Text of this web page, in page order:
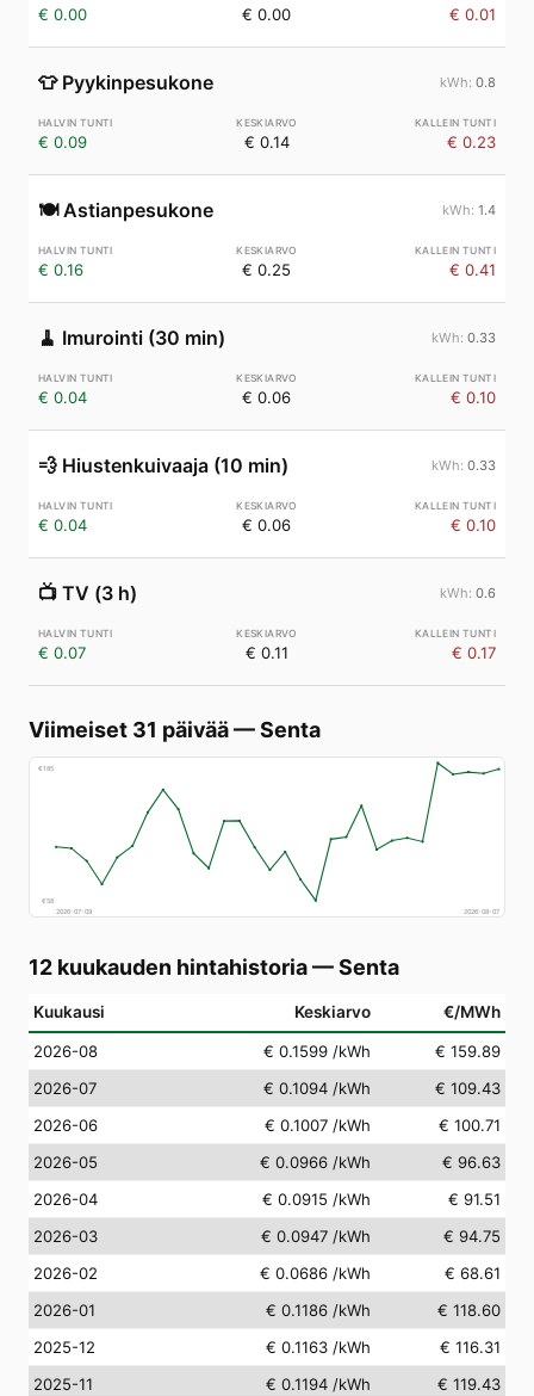
€ 0.00 € 0.00 € 0.01
👕 Pyykinpesukone 0.8
€ 0.09 € 0.14 € 0.23
🍽️ Astianpesukone 1.4
€ 0.16 € 0.25 € 0.41
🧹 Imurointi (30 min) 0.33
€ 0.04 € 0.06 € 0.10
💨 Hiustenkuivaaja (10 min) 0.33
€ 0.04 € 0.06 € 0.10
📺 TV (3 h) 0.6
€ 0.07 € 0.11 € 0.17
Viimeiset 31 päivää—Senta
€185
€58
2026-07-09
2026-08-07
12 kuukauden hintahistoria—Senta
Kuukausi Keskiarvo €/MWh
2026-08 € 0.1599 /kWh
€ 159.89
2026-07
€ 0.1094 /kWh
€ 109.43
2026-06
€ 0.1007 /kWh
€ 100.71
2026-05
€ 0.0966 /kWh
€ 96.63
2026-04
€ 0.0915 /kWh
€ 91.51
2026-03
€ 0.0947 /kWh
€ 94.75
2026-02
€ 0.0686 /kWh
€ 68.61
2026-01
€ 0.1186 /kWh
€ 118.60
2025-12
€ 0.1163 /kWh
€ 116.31
2025-11
€ 0.1194 /kWh
€ 119.43